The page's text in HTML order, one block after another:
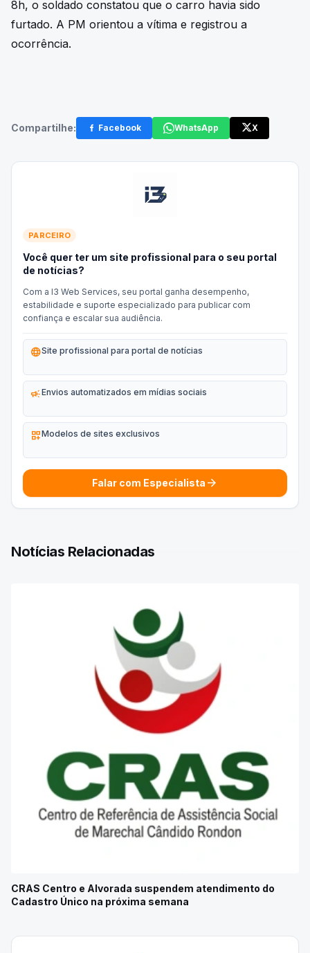
8h, o soldado constatou que o carro havia sido
furtado. A PM orientou a vítima e registrou a
ocorrência.
Compartilhe: Facebook WhatsApp X
PARCEIRO
Você quer ter um site profissional para o seu portal
de notícias?
Com a I3 Web Services, seu portal ganha desempenho,
estabilidade e suporte especializado para publicar com
confiança e escalar sua audiência.
languageSite profissional para portal de notícias
campaignEnvios automatizados em mídias sociais
dashboard_customizeModelos de sites exclusivos
Falar com Especialista arrow_forward
Notícias Relacionadas
CRAS Centro e Alvorada suspendem atendimento do
Cadastro Único na próxima semana